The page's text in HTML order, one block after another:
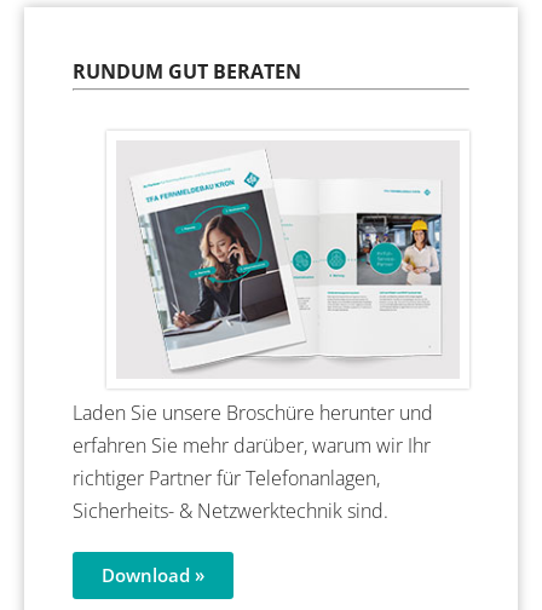
RUNDUM GUT BERATEN
Laden Sie unsere Broschüre herunter und
erfahren Sie mehr darüber, warum wir Ihr
richtiger Partner für Telefonanlagen,
Sicherheits- & Netzwerktechnik sind.
Download »